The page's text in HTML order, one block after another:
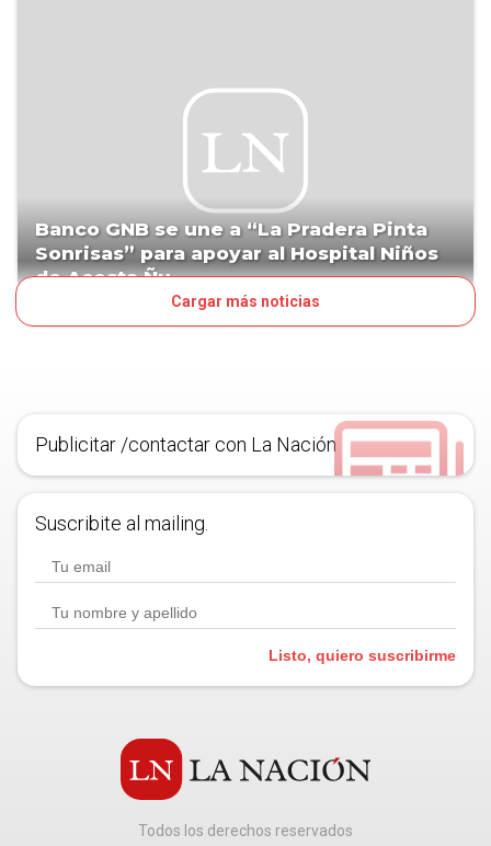
Banco GNB se une a “La Pradera Pinta
Sonrisas” para apoyar al Hospital Niños
de Acosta Ñu
PATROCINADOCargar más noticias
Publicitar /contactar con La Nación
Suscribite al mailing.
Listo, quiero suscribirme
Todos los derechos reservados